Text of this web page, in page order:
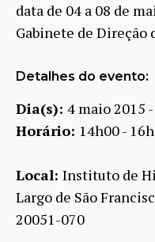
data de 04 a 08 de
Gabinete de Direção
Detalhes do evento:
Dia(s): 4 maio 2015
Horário: 14h00 -
Local: Instituto de
Largo de São
20051-070